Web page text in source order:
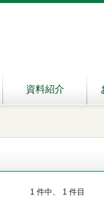
資料紹介
1 件中、 1 件目